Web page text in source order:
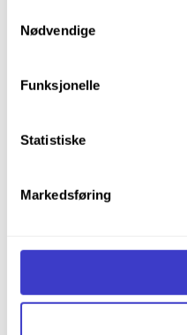
Nødvendige
Funksjonelle
Statistiske
Markedsføring